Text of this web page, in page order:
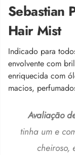
Sebastian
Hair Mist
Indicado para
envolvente com
enriquecida com
macios,
Avaliação
tinha um e
cheiroso,